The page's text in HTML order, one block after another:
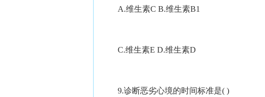
A.维生素C B.维生素B1
C.维生素E D.维生素D
9.诊断恶劣心境的时间标准是( )